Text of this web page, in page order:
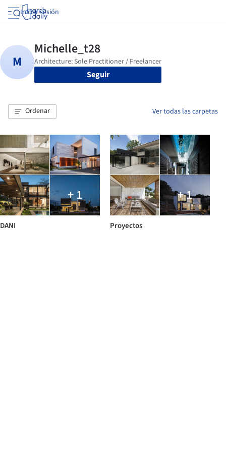
Iniciar sesión
Seguir
Ordenar Ver todas las carpetas
+ 1
DANI
+ 1
Proyectos